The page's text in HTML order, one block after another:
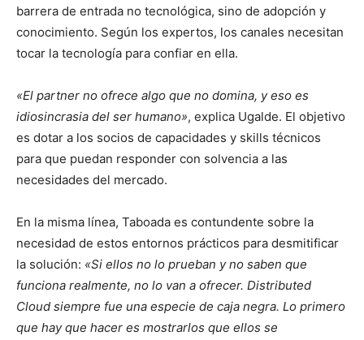
barrera de entrada no tecnológica, sino de adopción y
conocimiento. Según los expertos, los canales necesitan
tocar la tecnología para confiar en ella.
«El partner no ofrece algo que no domina, y eso es
idiosincrasia del ser humano», explica Ugalde. El objetivo
es dotar a los socios de capacidades y skills técnicos
para que puedan responder con solvencia a las
necesidades del mercado.
En la misma línea, Taboada es contundente sobre la
necesidad de estos entornos prácticos para desmitificar
la solución: «Si ellos no lo prueban y no saben que
funciona realmente, no lo van a ofrecer. Distributed
Cloud siempre fue una especie de caja negra. Lo primero
que hay que hacer es mostrarlos que ellos se